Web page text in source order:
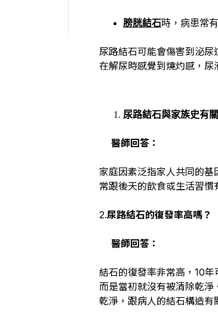
膀胱結石時，病患常
尿路結石可能會傷害到泌
在解尿時感覺到燒灼感，尿
尿路結石與家族史有
醫師回答：
家庭因素泛指家人共同的
常跟後天的飲食或生活習慣
2.尿路結石的復發率高嗎？
醫師回答：
結石的復發率非常高，10
而是當初就沒有被清除乾
乾淨，跟病人的結石構造有